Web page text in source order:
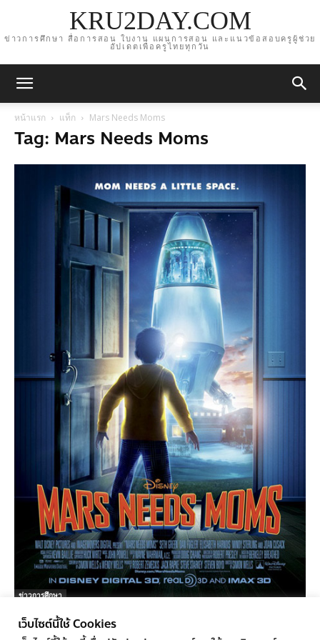
KRU2DAY.COM
ข่าวการศึกษา สื่อการสอน ใบงาน แผนการสอน และแนวข้อสอบครูผู้ช่วย
อัปเดตเพื่อครูไทยทุกวัน
หน้าแรก แท็ก Mars Needs Moms
Tag: Mars Needs Moms
ข่าวการศึกษา
Mars Needs Moms
เว็บไซต์นี้ใช้ Cookies